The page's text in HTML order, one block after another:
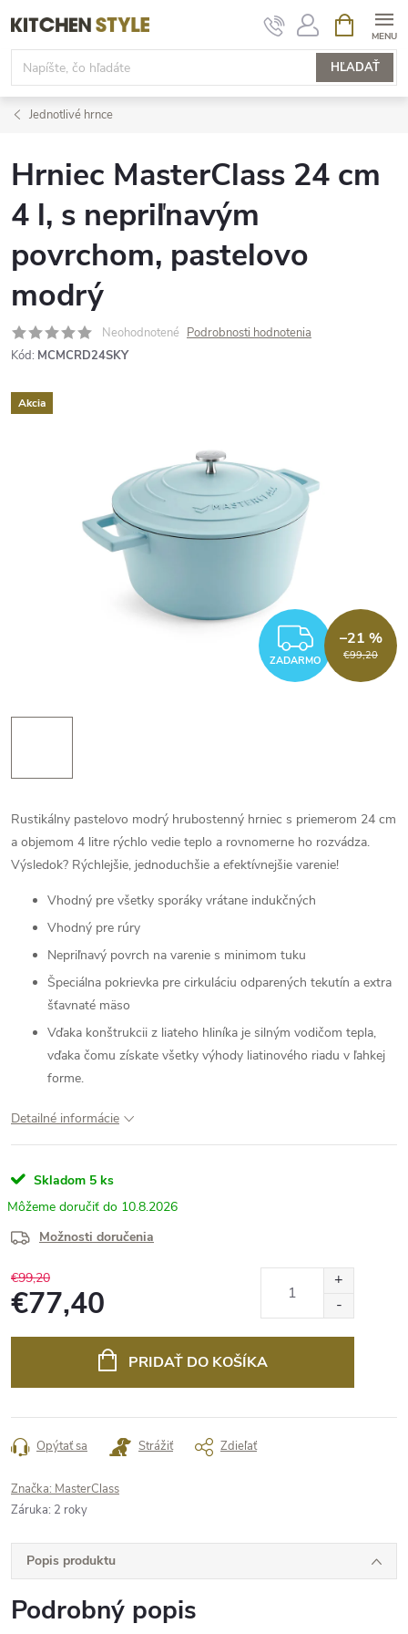
na
obsah
HĽADAŤ
KOŠÍK
Jednotlivé hrnce
Hrniec MasterClass 24 cm
4 l, s nepriľnavým
povrchom, pastelovo
modrý
Neohodnotené Podrobnosti hodnotenia
Kód: MCMCRD24SKY
Akcia
ZADARMO €99,20
–21 %
Rustikálny pastelovo modrý hrubostenný hrniec s priemerom 24 cm
a objemom 4 litre rýchlo vedie teplo a rovnomerne ho rozvádza.
Výsledok? Rýchlejšie, jednoduchšie a efektívnejšie varenie!
Vhodný pre všetky sporáky vrátane indukčných
Vhodný pre rúry
Nepriľnavý povrch na varenie s minimom tuku
Špeciálna pokrievka pre cirkuláciu odparených tekutín a extra
šťavnaté mäso
Vďaka konštrukcii z liateho hliníka je silným vodičom tepla,
vďaka čomu získate všetky výhody liatinového riadu v ľahkej
forme.
Detailné informácie
Skladom 5 ks
10.8.2026
Možnosti doručenia
€99,20
€77,40
PRIDAŤ DO KOŠÍKA
Opýtať sa Strážiť Zdieľať
Značka: MasterClass
Záruka: 2 roky
Popis produktu
Podrobný popis